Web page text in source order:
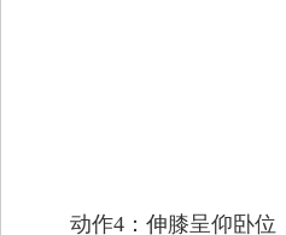
动作4：伸膝呈仰卧位